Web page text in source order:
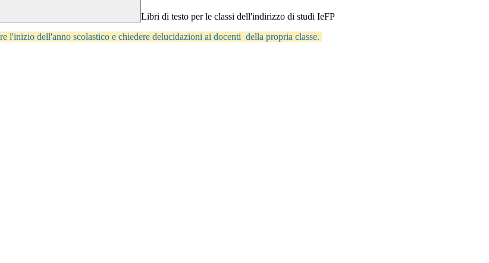
Libri di testo per le classi dell'indirizzo di studi IeFP
l'inizio dell'anno scolastico e chiedere delucidazioni ai docenti della propria classe.